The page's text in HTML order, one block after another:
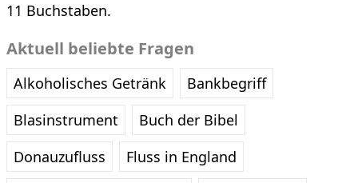
11 Buchstaben.
Aktuell beliebte Fragen
Alkoholisches Getränk
Bankbegriff
Blasinstrument
Buch der Bibel
Donauzufluss
Fluss in England